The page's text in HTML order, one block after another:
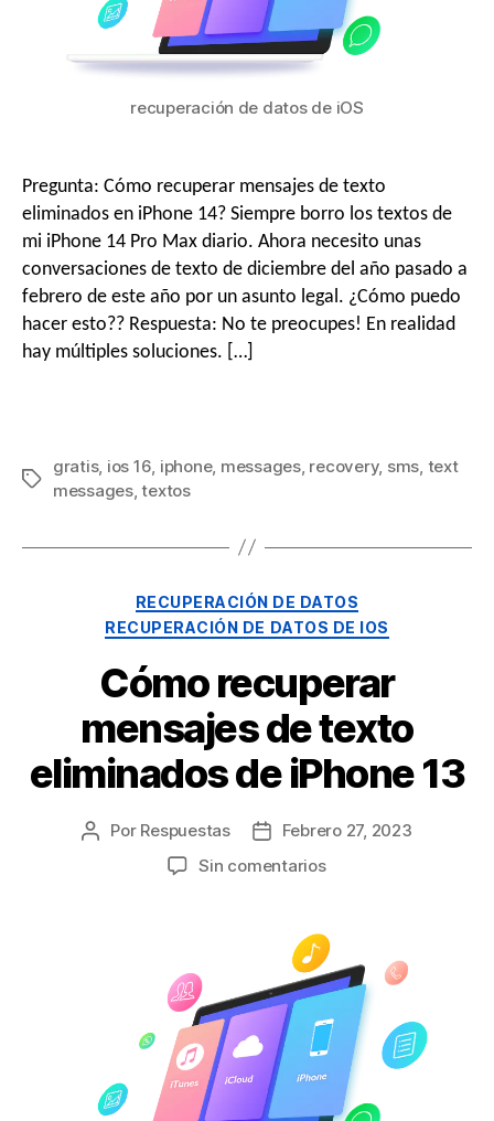
l
r
recuperación de datos de iOS
Pregunta: Cómo recuperar mensajes de texto
eliminados en iPhone 14? Siempre borro los textos de
mi iPhone 14 Pro Max diario. Ahora necesito unas
conversaciones de texto de diciembre del año pasado a
febrero de este año por un asunto legal. ¿Cómo puedo
hacer esto?? Respuesta: No te preocupes! En realidad
hay múltiples soluciones. […]
gratis, ios 16 iphone, messages, recovery, sms text
messages,textos
RECUPERACIÓN DE DATOS
RECUPERACIÓN DE DATOS DE IOS
Cómo recuperar
mensajes de texto
eliminados de iPhone 13
Por Respuestas
Febrero 27, 2023
Sin comentarios